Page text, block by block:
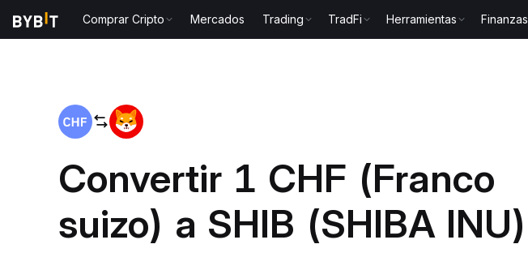
Comprar Cripto Mercados Trading TradFi Herramientas Finanzas
Convertir 1 CHF (Franco
suizo) a SHIB (SHIBA INU)